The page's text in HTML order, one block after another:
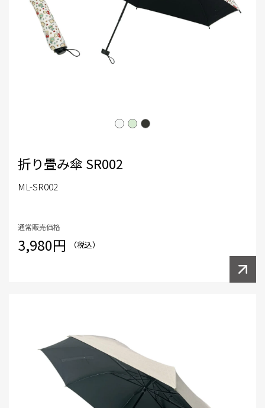
折り畳み傘 SR002
ML-SR002
通常販売価格
3,980円 （税込）